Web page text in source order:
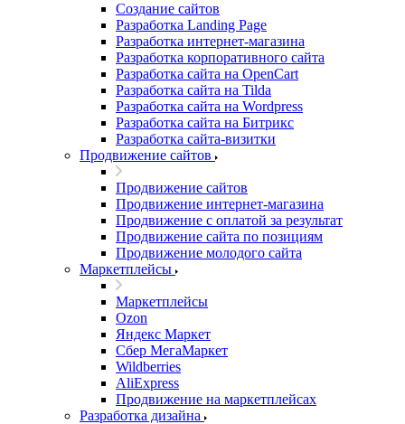
Создание сайтов
Разработка Landing Page
Разработка интернет-магазина
Разработка корпоративного сайта
Разработка сайта на OpenCart
Разработка сайта на Tilda
Разработка сайта на Wordpress
Разработка сайта на Битрикс
Разработка сайта-визитки
Продвижение сайтов
Продвижение сайтов
Продвижение интернет-магазина
Продвижение с оплатой за результат
Продвижение сайта по позициям
Продвижение молодого сайта
Маркетплейсы
Маркетплейсы
Ozon
Яндекс Маркет
Сбер МегаМаркет
Wildberries
AliExpress
Продвижение на маркетплейсах
Разработка дизайна